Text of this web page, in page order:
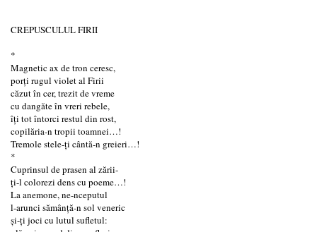
CREPUSCULUL FIRII
*
Magnetic ax de tron ceresc,
porți rugul violet al Firii
căzut în cer, trezit de vreme
cu dangăte în vreri rebele,
îți tot întorci restul din rost,
copilăria-n tropii toamnei…!
Tremole stele-ți cântă-n greieri…!
*
Cuprinsul de prasen al zării-
ți-l colorezi dens cu poeme…!
La anemone, ne-nceputul
l-arunci sămânță-n sol veneric
și-ți joci cu lutul sufletul: